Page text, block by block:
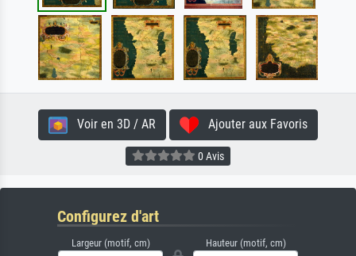
Voir en 3D / AR Ajouter aux Favoris
0 Avis
Configurez d'art
Largeur (motif, cm) Hauteur (motif, cm)